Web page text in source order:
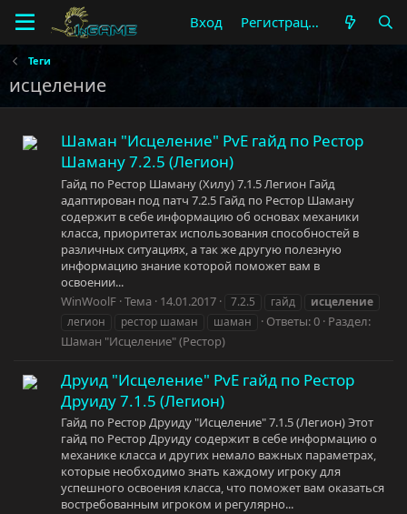
Вход Регистрация
Теги
исцеление
Шаман "Исцеление" PvE гайд по Рестор
Шаману 7.2.5 (Легион)
Гайд по Рестор Шаману (Хилу) 7.1.5 Легион Гайд
адаптирован под патч 7.2.5 Гайд по Рестор Шаману
содержит в себе информацию об основах механики
класса, приоритетах использования способностей в
различных ситуациях, а так же другую полезную
информацию знание которой поможет вам в
освоении...
WinWoolF Тема 14.01.2017 7.2.5 гайд
исцеление
легион
рестор шаман шаман Ответы: 0 Раздел:
Шаман "Исцеление" (Рестор)
Друид "Исцеление" PvE гайд по Рестор
Друиду 7.1.5 (Легион)
Гайд по Рестор Друиду "Исцеление" 7.1.5 (Легион) Этот
гайд по Рестор Друиду содержит в себе информацию о
механике класса и других немало важных параметрах,
которые необходимо знать каждому игроку для
успешного освоения класса, что поможет вам оказаться
востребованным игроком и регулярно...